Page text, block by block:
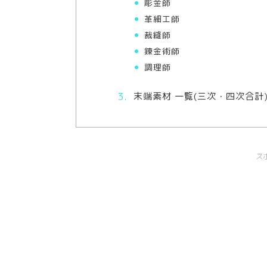
彫金師
革細工師
裁縫師
錬金術師
調理師
末端素材 一覧(三次・四次合計)
ス